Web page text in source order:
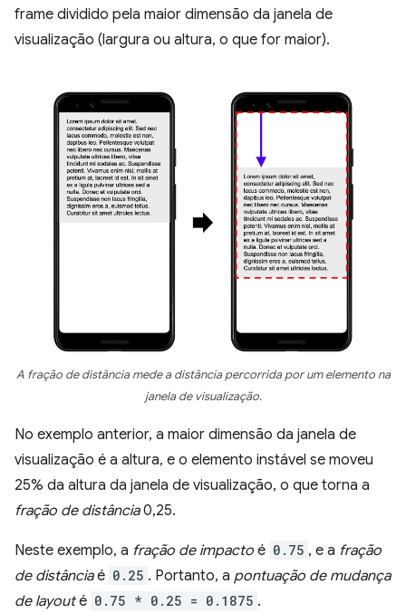
frame dividido pela maior dimensão da janela de
visualização (largura ou altura, o que for maior).
A fração de distância mede a distância percorrida por um elemento na
janela de visualização.
No exemplo anterior, a maior dimensão da janela de
visualização é a altura, e o elemento instável se moveu
25% da altura da janela de visualização, o que torna a
fração de distância0,25.
Neste exemplo, a fração de impacto é 0.75 , e a fração
de distânciaé 0.25 . Portanto, a pontuação de mudança
de layouté 0.75 * 0.25 = 0.1875 .